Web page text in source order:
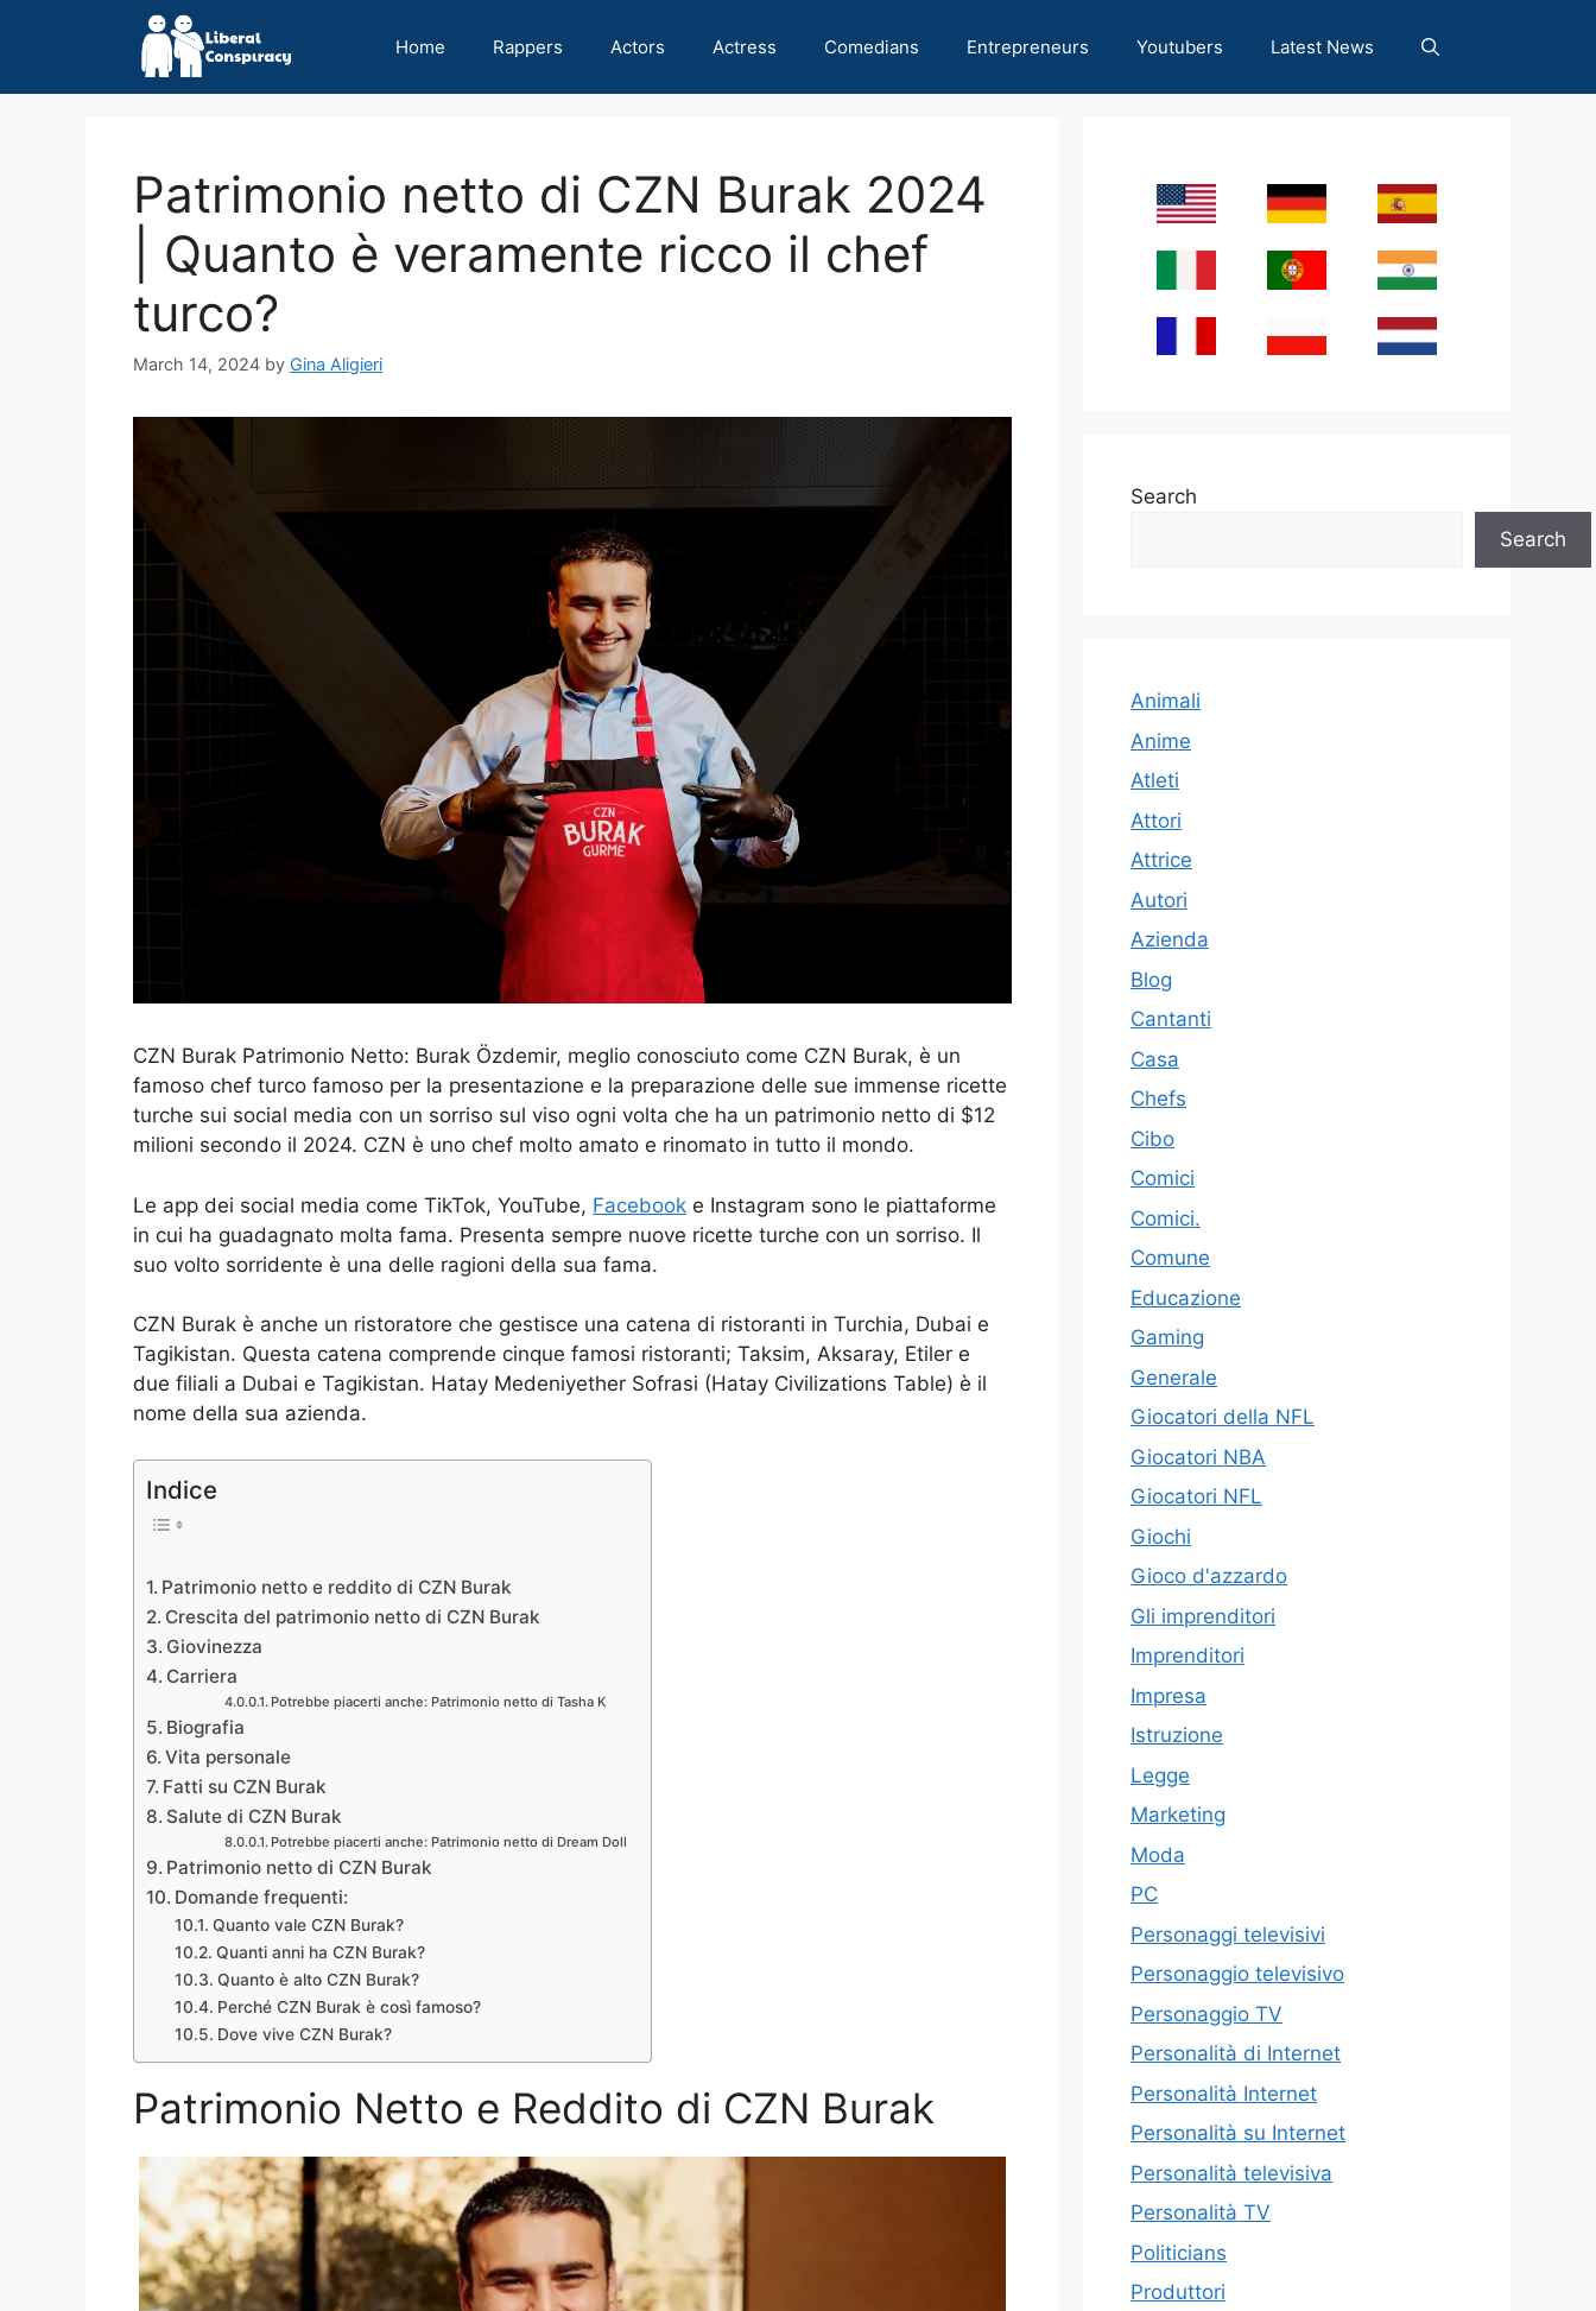
Home Rappers Actors Actress Comedians Entrepreneurs Youtubers Latest News
Patrimonio netto di CZN Burak 2024
| Quanto è veramente ricco il chef
turco?
March 14, 2024 by Gina Aligieri
CZN Burak Patrimonio Netto: Burak Özdemir, meglio conosciuto come CZN Burak, è un
famoso chef turco famoso per la presentazione e la preparazione delle sue immense ricette
turche sui social media con un sorriso sul viso ogni volta che ha un patrimonio netto di $12
milioni secondo il 2024. CZN è uno chef molto amato e rinomato in tutto il mondo.
Le app dei social media come TikTok, YouTube, Facebook e Instagram sono le piattaforme
in cui ha guadagnato molta fama. Presenta sempre nuove ricette turche con un sorriso. Il
suo volto sorridente è una delle ragioni della sua fama.
CZN Burak è anche un ristoratore che gestisce una catena di ristoranti in Turchia, Dubai e
Tagikistan. Questa catena comprende cinque famosi ristoranti; Taksim, Aksaray, Etiler e
due filiali a Dubai e Tagikistan. Hatay Medeniyether Sofrasi (Hatay Civilizations Table) è il
nome della sua azienda.
Indice
Patrimonio netto e reddito di CZN Burak
Crescita del patrimonio netto di CZN Burak
Giovinezza
Carriera
Potrebbe piacerti anche: Patrimonio netto di Tasha K
Biografia
Vita personale
Fatti su CZN Burak
Salute di CZN Burak
Potrebbe piacerti anche: Patrimonio netto di Dream Doll
Patrimonio netto di CZN Burak
Domande frequenti:
Quanto vale CZN Burak?
Quanti anni ha CZN Burak?
Quanto è alto CZN Burak?
Perché CZN Burak è così famoso?
Dove vive CZN Burak?
Patrimonio Netto e Reddito di CZN Burak
Search
Search
Animali
Anime
Atleti
Attori
Attrice
Autori
Azienda
Blog
Cantanti
Casa
Chefs
Cibo
Comici
Comici.
Comune
Educazione
Gaming
Generale
Giocatori della NFL
Giocatori NBA
Giocatori NFL
Giochi
Gioco d'azzardo
Gli imprenditori
Imprenditori
Impresa
Istruzione
Legge
Marketing
Moda
PC
Personaggi televisivi
Personaggio televisivo
Personaggio TV
Personalità di Internet
Personalità Internet
Personalità su Internet
Personalità televisiva
Personalità TV
Politicians
Produttori